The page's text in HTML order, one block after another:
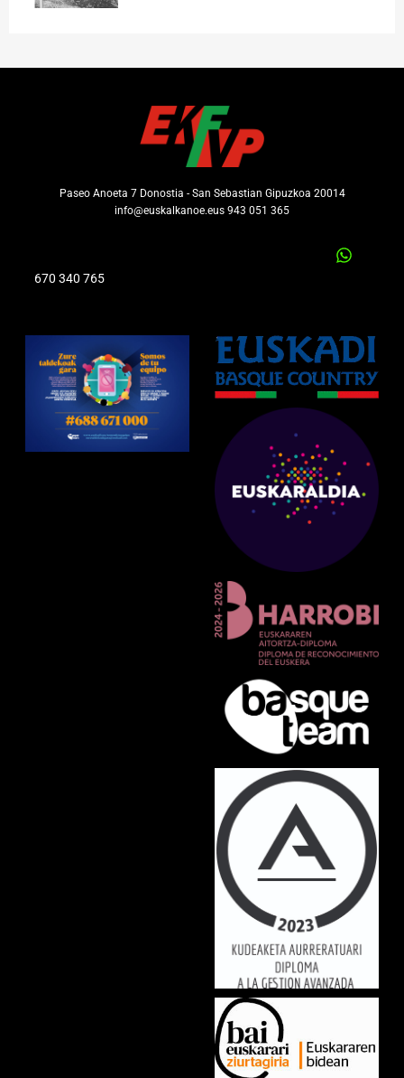
Paseo Anoeta 7 Donostia - San Sebastian Gipuzkoa 20014
info@euskalkanoe.eus 943 051 365
670 340 765